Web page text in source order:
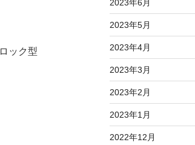
ック型
2023年6月
2023年5月
2023年4月
2023年3月
2023年2月
2023年1月
2022年12月